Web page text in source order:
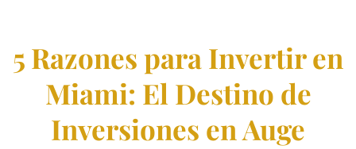
5 Razones para Invertir en
Miami: El Destino de
Inversiones en Auge